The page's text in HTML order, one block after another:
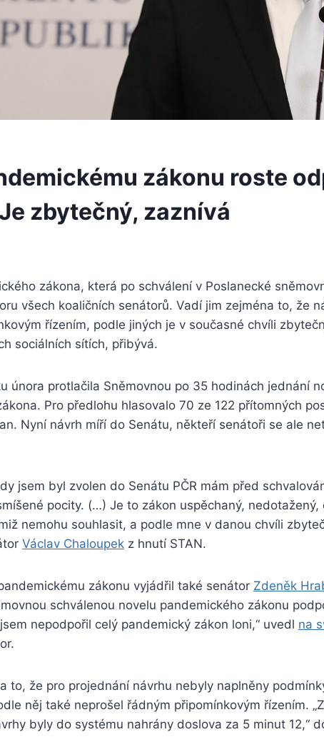
zákonu roste
zbytečný, zaznívá
zákona, která po schválení v Poslanecké
všech koaličních senátorů. Vadí jim zejména to, že
řízením, podle jiných je v současné chvíli
sociálních sítích, přibývá.
února protlačila Sněmovnou po 35 hodinách jednání
Pro předlohu hlasovalo 70 ze 122 přítomných
Nyní návrh míří do Senátu, někteří senátoři se ale
jsem byl zvolen do Senátu PČR mám před
pocity. (…) Je to zákon uspěchaný, nedotažený,
nemohu souhlasit, a podle mne v danou chvíli
Václav Chaloupek z hnutí STAN.
zákonu vyjádřil také senátor Zdeněk
schválenou novelu pandemického zákonu
nepodpořil celý pandemický zákon loni,“ uvedl na
to, že pro projednání návrhu nebyly naplněny
něj také neprošel řádným připomínkovým řízením.
byly do systému nahrány doslova za 5 minut 12,“